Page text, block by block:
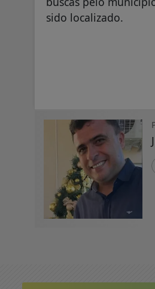
sido localizado.